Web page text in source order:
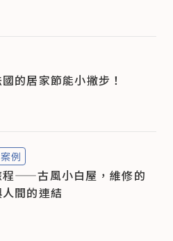
的居家節能小撇步！
案例
程——古風小白屋，維修的
間的連結